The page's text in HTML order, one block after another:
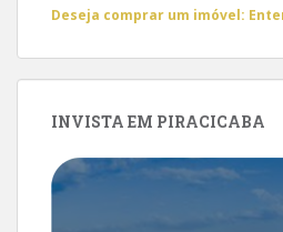
Deseja comprar um imóvel:
INVISTA EM PIRACICABA